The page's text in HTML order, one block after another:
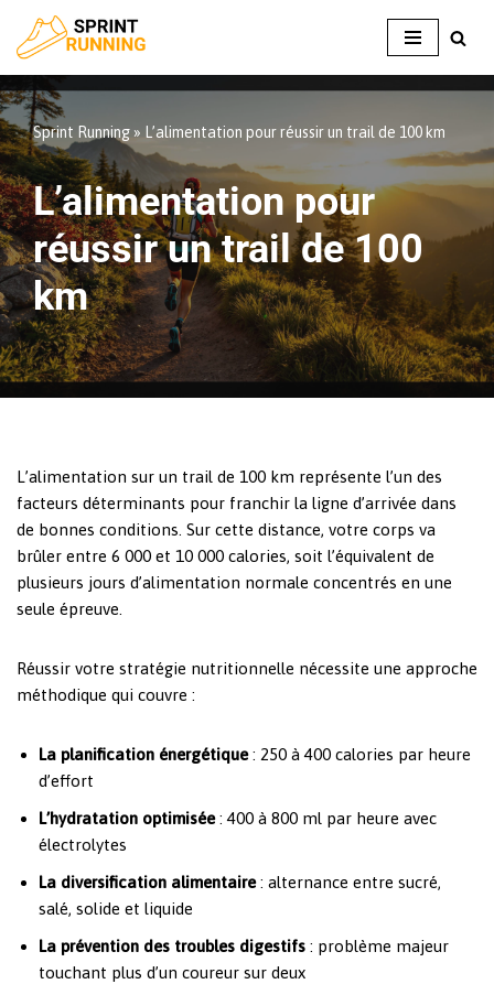
Aller
contenu
Sprint Running» L’alimentation pour réussir un trail de 100 km
L’alimentation pour
réussir un trail de 100
km
L’alimentation sur un trail de 100 km représente l’un des
facteurs déterminants pour franchir la ligne d’arrivée dans
de bonnes conditions. Sur cette distance, votre corps va
brûler entre 6 000 et 10 000 calories, soit l’équivalent de
plusieurs jours d’alimentation normale concentrés en une
seule épreuve.
Réussir votre stratégie nutritionnelle nécessite une approche
méthodique qui couvre :
La planification énergétique: 250 à 400 calories par heure
d’effort
L’hydratation optimisée: 400 à 800 ml par heure avec
électrolytes
La diversification alimentaire: alternance entre sucré,
salé, solide et liquide
La prévention des troubles digestifs : problème majeur
touchant plus d’un coureur sur deux